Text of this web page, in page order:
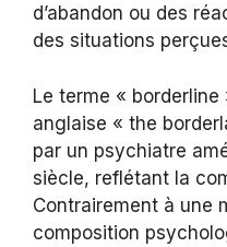
d’abandon ou des
des situations
Le terme « borderline
anglaise « the
par un psychiatre
siècle, reflétant la
Contrairement à une
composition